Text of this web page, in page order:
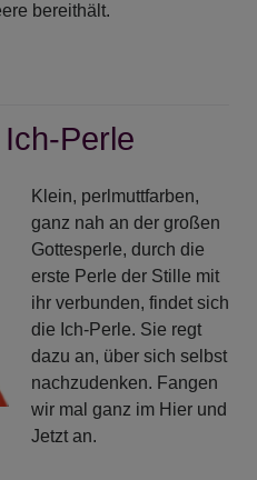
bereithält.
Perle
Klein, perlmuttfarben,
ganz nah an der großen
Gottesperle, durch die
erste Perle der Stille mit
ihr verbunden, findet sich
die Ich-Perle. Sie regt
dazu an, über sich selbst
nachzudenken. Fangen
wir mal ganz im Hier und
Jetzt an.